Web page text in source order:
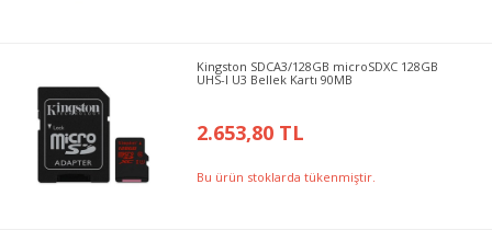
Kingston SDCA3/128GB microSDXC 128GB
UHS-I U3 Bellek Kartı 90MB
2.653,80 TL
Bu ürün stoklarda tükenmiştir.